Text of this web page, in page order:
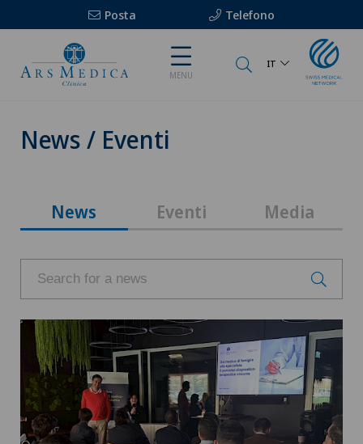
Posta Telefono
MENU
IT
News / Eventi
News Eventi Media